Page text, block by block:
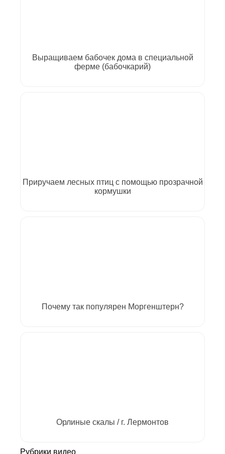
Выращиваем бабочек дома в специальной
ферме (бабочкарий)
Приручаем лесных птиц с помощью прозрачной
кормушки
Почему так популярен Моргенштерн?
Орлиные скалы / г. Лермонтов
Рубрики видео